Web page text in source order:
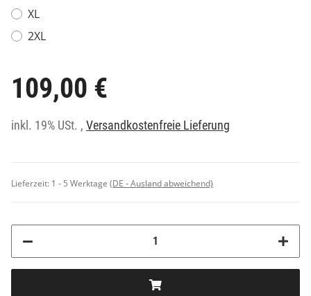
XL
2XL
109,00 €
inkl. 19% USt. , Versandkostenfreie Lieferung
Lieferzeit: 1 - 5 Werktage (DE - Ausland abweichend)